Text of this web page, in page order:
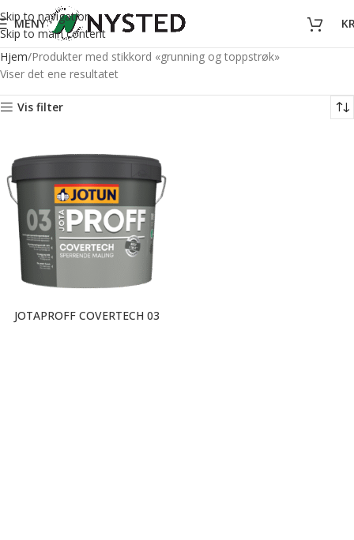
Skip to navigation
Skip to main content
MENY
Hjem Produkter med stikkord «grunning og toppstrøk»
Viser det ene resultatet
Vis filter
JOTAPROFF COVERTECH 03